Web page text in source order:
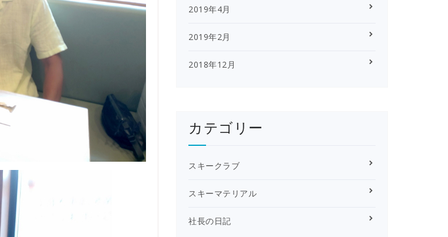
2019年4月
2019年2月
2018年12月
カテゴリー
スキークラブ
スキーマテリアル
社長の日記